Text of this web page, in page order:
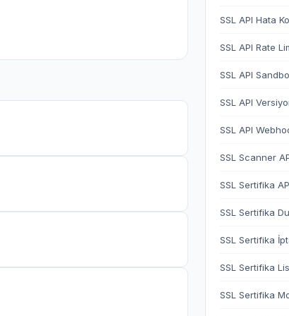
SSL API Hata
SSL API Rate
SSL API
SSL API
SSL API
SSL Scanner
SSL Sertifika
SSL Sertifika
SSL Sertifika
SSL Sertifika
SSL Sertifika